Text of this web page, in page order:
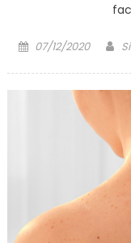
Posted
07/12/2020